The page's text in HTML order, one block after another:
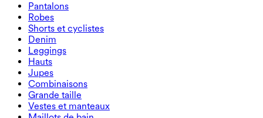
Pantalons
Pantalons
Joggeurs
Pantalons de travail
Pantalons fluides
Robes
Robes
Robes de sport
Robes maxi et midi
Robes courtes
Shorts et cyclistes
Shorts et cyclistes
Cycliste
Shorts en denim
Shorts 2.5"
Denim
Denim
Leggings en denim
Jeans à jambe large
Shorts en denim
Jupes en denim
Leggings
Leggings
Leggings en denim
Leggings push-up
Leggings de yoga
Hauts
Hauts
Soutiens-gorge de sport
T-shirts
Jupes
Jupes
Jupes actives
Jupes courtes
Jupes maxi et midi
Combinaisons
Combinaisons
Salopettes
Combishorts
Grande taille
Grande taille
Bas grande taille
Vestes et manteaux
Vestes et manteaux